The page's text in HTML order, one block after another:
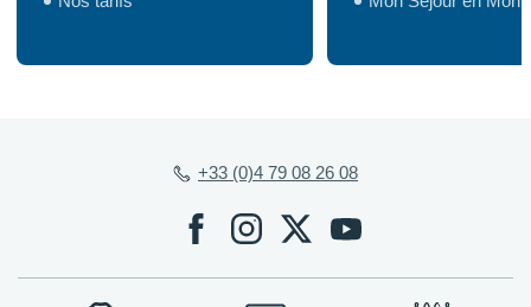
+33 (0)4 79 08 26 08